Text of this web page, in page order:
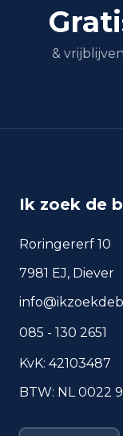
&
Ik zoek de
Roringererf 10
7981 EJ, Diever
085 - 130 2651
KvK: 42103487
BTW: NL 0022